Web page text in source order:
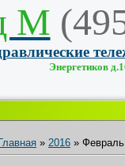
М
Энергетиков
Главная » 2016 » Февраль